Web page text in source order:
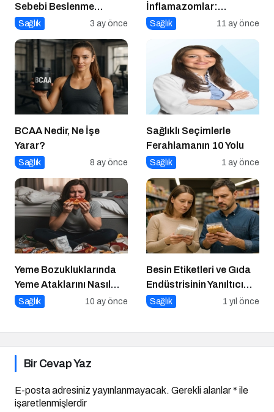
Sebebi Beslenme
Olabilir mi?
Sağlık 3 ay önce
İnflamazomlar:
Bağırsaktan Hücre
Sessiz Savaş
Sağlık 11 ay önce
BCAA Nedir, Ne İşe
Yarar?
Sağlık 8 ay önce
Sağlıklı Seçimlerle
Ferahlamanın 10 Yolu
Sağlık 1 ay önce
Yeme Bozukluklarında
Yeme Ataklarını Nasıl
Engellerim?
Sağlık 10 ay önce
Besin Etiketleri ve Gıda
Endüstrisinin Yanıltıcı
Stratejileri
Sağlık 1 yıl önce
Bir Cevap Yaz
E-posta adresiniz yayınlanmayacak. Gerekli alanlar* ile
işaretlenmişlerdir